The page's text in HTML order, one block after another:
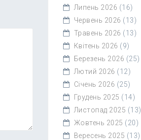
Липень 2026 (16)
Червень 2026 (13)
Травень 2026 (13)
Квітень 2026 (9)
Березень 2026 (25)
Лютий 2026 (12)
Січень 2026 (25)
Грудень 2025 (14)
Листопад 2025 (13)
Жовтень 2025 (20)
Вересень 2025 (13)